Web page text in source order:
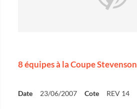
8 équipes à la Coupe Stevenson
Date 23/06/2007 Cote REV 14